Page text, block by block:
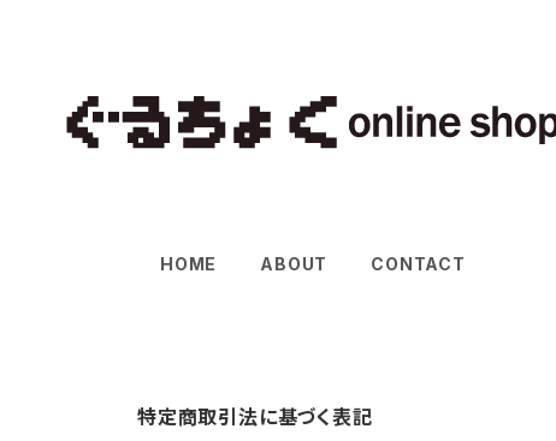
HOME ABOUT CONTACT
特定商取引法に基づく表記